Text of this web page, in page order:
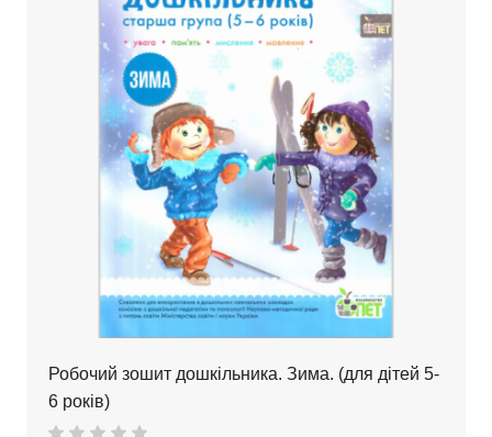
Робочий зошит дошкільника. Зима. (для дітей 5-
6 років)